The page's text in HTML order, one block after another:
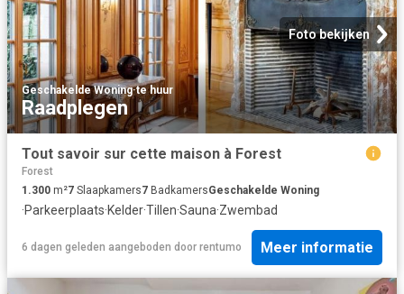
Foto bekijken
Geschakelde Woning·te huur
Raadplegen
Tout savoir sur cette maison à Forest
Forest
1.300 m²7 Slaapkamers7 BadkamersGeschakelde Woning
·Parkeerplaats·Kelder·Tillen·Sauna·Zwembad
6 dagen geleden aangeboden door rentumo Meer informatie